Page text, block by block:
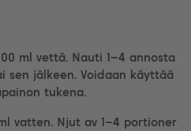
ml vettä. Nauti 1–4 annosta
sen jälkeen. Voidaan käyttää
tukena.
vatten. Njut av 1–4 portioner